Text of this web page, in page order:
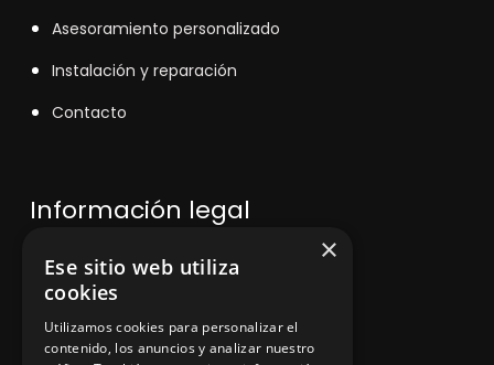
Asesoramiento personalizado
Instalación y reparación
Contacto
Información legal
Política de privacidad
Aviso legal
×
Ese sitio web utiliza
cookies
Utilizamos cookies para personalizar el
contenido, los anuncios y analizar nuestro